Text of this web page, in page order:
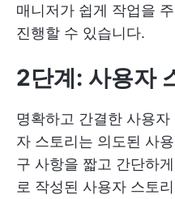
매니저가 쉽게 작업을
진행할 수 있습니다.
2단계: 사용자
명확하고 간결한 사용
자 스토리는 의도된 사
구 사항을 짧고 간단하
로 작성된 사용자 스토